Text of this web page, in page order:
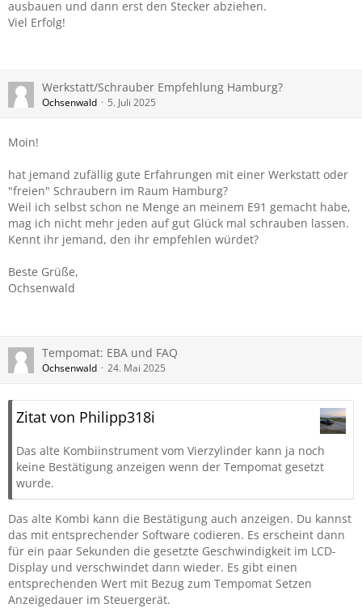
ausbauen und dann erst den Stecker abziehen.
Viel Erfolg!
Werkstatt/Schrauber Empfehlung Hamburg?
Ochsenwald 5. Juli 2025
Moin!
hat jemand zufällig gute Erfahrungen mit einer Werkstatt oder
"freien" Schraubern im Raum Hamburg?
Weil ich selbst schon ne Menge an meinem E91 gemacht habe,
mag ich nicht mehr jeden auf gut Glück mal schrauben lassen.
Kennt ihr jemand, den ihr empfehlen würdet?
Beste Grüße,
Ochsenwald
Tempomat: EBA und FAQ
Ochsenwald 24. Mai 2025
Zitat von Philipp318i
Das alte Kombiinstrument vom Vierzylinder kann ja noch
keine Bestätigung anzeigen wenn der Tempomat gesetzt
wurde.
Das alte Kombi kann die Bestätigung auch anzeigen. Du kannst
das mit entsprechender Software codieren. Es erscheint dann
für ein paar Sekunden die gesetzte Geschwindigkeit im LCD-
Display und verschwindet dann wieder. Es gibt einen
entsprechenden Wert mit Bezug zum Tempomat Setzen
Anzeigedauer im Steuergerät.